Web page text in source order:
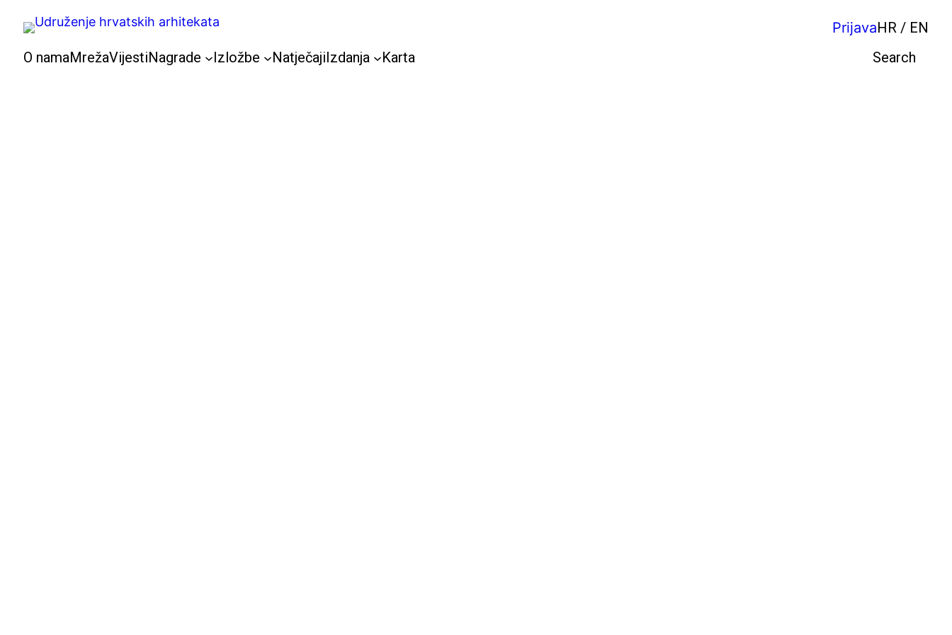
Skoči
sadržaja
PrijavaHR / EN
O namaMrežaVijestiNagrade Izložbe NatječajiIzdanja Karta